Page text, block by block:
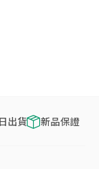
出貨 新品保證